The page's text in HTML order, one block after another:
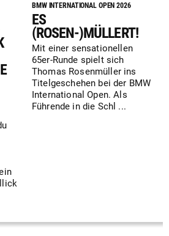
BMW INTERNATIONAL OPEN 2026
ES
(ROSEN-)MÜLLERT!
Mit einer sensationellen
65er-Runde spielt sich
Thomas Rosenmüller ins
Titelgeschehen bei der BMW
International Open. Als
Führende in die Schl ...